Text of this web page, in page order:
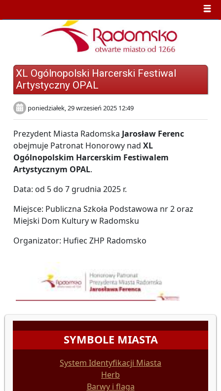
XL Ogólnopolski Harcerski Festiwal
Artystyczny OPAL
poniedziałek, 29 wrzesień 2025 12:49
Prezydent Miasta Radomska Jarosław Ferenc
obejmuje Patronat Honorowy nad XL
Ogólnopolskim Harcerskim Festiwalem
Artystycznym OPAL.
Data: od 5 do 7 grudnia 2025 r.
Miejsce: Publiczna Szkoła Podstawowa nr 2 oraz
Miejski Dom Kultury w Radomsku
Organizator: Hufiec ZHP Radomsko
SYMBOLE MIASTA
System Identyfikacji Miasta
Herb
Barwy i flaga